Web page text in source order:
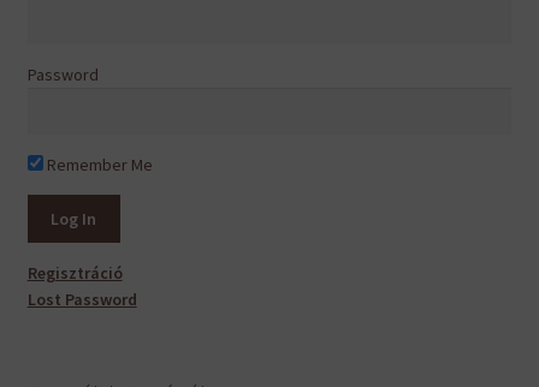
Password
Remember Me
Regisztráció
Lost Password